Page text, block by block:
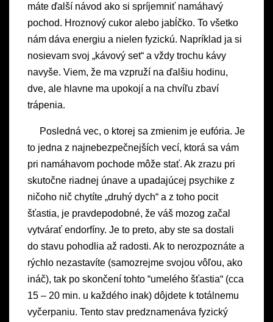
máte ďalší návod ako si spríjemniť namáhavý
pochod. Hroznový cukor alebo jabĺčko. To všetko
nám dáva energiu a nielen fyzickú. Napríklad ja si
nosievam svoj „kávový set“ a vždy trochu kávy
navyše. Viem, že ma vzpruží na ďalšiu hodinu,
dve, ale hlavne ma upokojí a na chvíľu zbaví
trápenia.
Posledná vec, o ktorej sa zmienim je eufória. Je
to jedna z najnebezpečnejších vecí, ktorá sa vám
pri namáhavom pochode môže stať. Ak zrazu pri
skutočne riadnej únave a upadajúcej psychike z
ničoho nič chytíte „druhý dych“ a z toho pocit
šťastia, je pravdepodobné, že váš mozog začal
vytvárať endorfíny. Je to preto, aby ste sa dostali
do stavu pohodlia až radosti. Ak to nerozpoznáte a
rýchlo nezastavíte (samozrejme svojou vôľou, ako
ináč), tak po skončení tohto “umelého šťastia“ (cca
15 – 20 min. u každého inak) dôjdete k totálnemu
vyčerpaniu. Tento stav predznamenáva fyzický